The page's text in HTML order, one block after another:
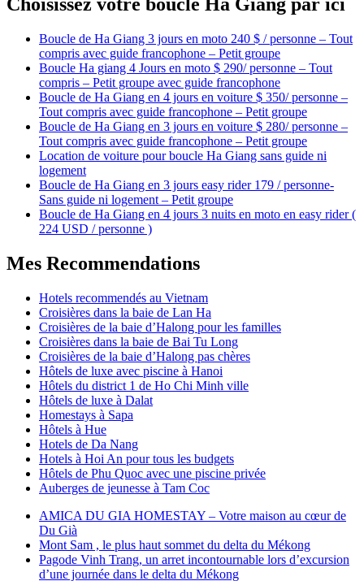
Boucle de Ha Giang 3 jours en moto 240 $ / personne – Tout
compris avec guide francophone – Petit groupe
Boucle Ha giang 4 Jours en moto $ 290/ personne – Tout
compris – Petit groupe avec guide francophone
Boucle de Ha Giang en 4 jours en voiture $ 350/ personne –
Tout compris avec guide francophone – Petit groupe
Boucle de Ha Giang en 3 jours en voiture $ 280/ personne –
Tout compris avec guide francophone – Petit groupe
Location de voiture pour boucle Ha Giang sans guide ni
logement
Boucle de Ha Giang en 3 jours easy rider 179 / personne-
Sans guide ni logement – Petit groupe
Boucle de Ha Giang en 4 jours 3 nuits en moto en easy rider (
224 USD / personne )
Mes Recommendations
Hotels recommendés au Vietnam
Croisières dans la baie de Lan Ha
Croisières de la baie d’Halong pour les familles
Croisières dans la baie de Bai Tu Long
Croisières de la baie d’Halong pas chères
Hôtels de luxe avec piscine à Hanoi
Hôtels du district 1 de Ho Chi Minh ville
Hôtels de luxe à Dalat
Homestays à Sapa
Hôtels à Hue
Hotels de Da Nang
Hotels à Hoi An pour tous les budgets
Hôtels de Phu Quoc avec une piscine privée
Auberges de jeunesse à Tam Coc
AMICA DU GIA HOMESTAY – Votre maison au cœur de
Du Già
Mont Sam , le plus haut sommet du delta du Mékong
Pagode Vinh Trang, un arret incontournable lors d’excursion
d’une journée dans le delta du Mékong